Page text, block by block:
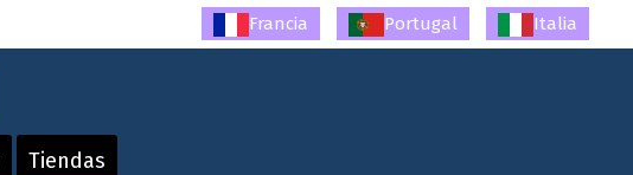
Tiendas
Francia Portugal Italia